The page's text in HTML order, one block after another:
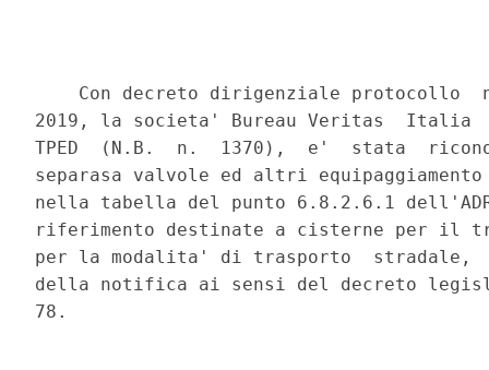
Con decreto dirigenziale protocollo
2019, la societa' Bureau Veritas  Italia
TPED  (N.B.  n.  1370),  e'  stata
separasa valvole ed altri
nella tabella del punto 6.8.2.6.1
riferimento destinate a cisterne per il
per la modalita' di trasporto
della notifica ai sensi del decreto